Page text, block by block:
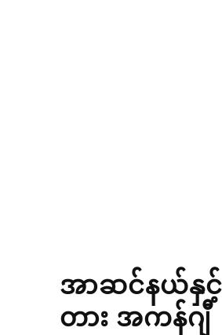
အာဆင်နယ်နှ
တား အကန်ဂျီ